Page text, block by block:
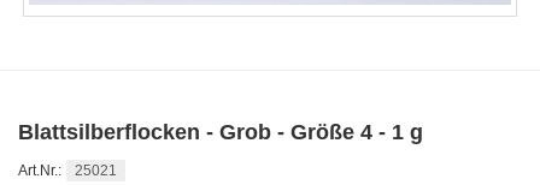
Blattsilberflocken - Grob - Größe 4 - 1 g
Art.Nr.: 25021